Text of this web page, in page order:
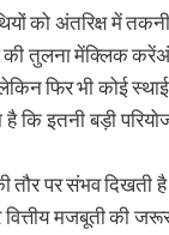
को अंतरिक्ष में
की तुलना मेंक्लिक
फिर भी कोई स्थाई
कि इतनी बड़ी
तौर पर संभव
मजबूती की